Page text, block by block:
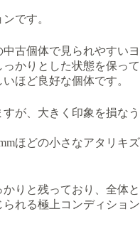
です。
古個体で見られやすいヨ
かりとした状態を保って
ほど良好な個体です。
が、大きく印象を損なう
ほどの小さなアタリキズ
りと残っており、全体と
れる極上コンディション